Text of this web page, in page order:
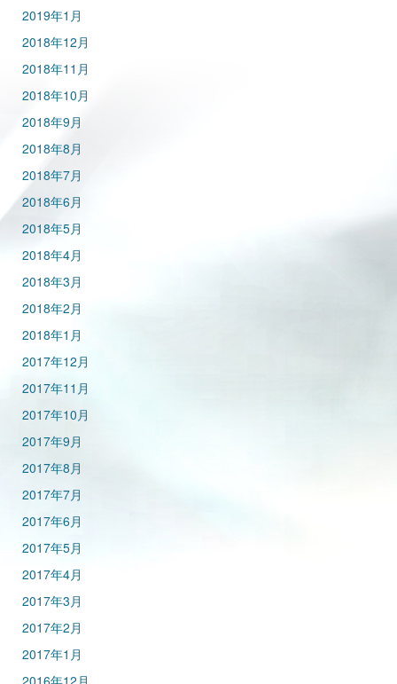
2019年1月
2018年12月
2018年11月
2018年10月
2018年9月
2018年8月
2018年7月
2018年6月
2018年5月
2018年4月
2018年3月
2018年2月
2018年1月
2017年12月
2017年11月
2017年10月
2017年9月
2017年8月
2017年7月
2017年6月
2017年5月
2017年4月
2017年3月
2017年2月
2017年1月
2016年12月